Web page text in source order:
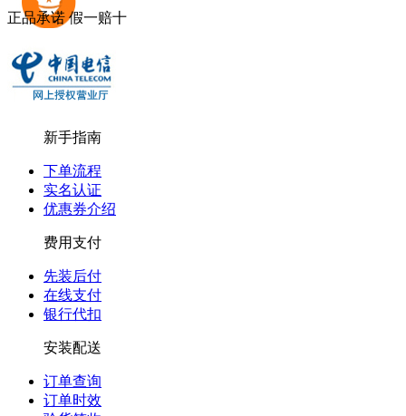
正品承诺 假一赔十
新手指南
下单流程
实名认证
优惠券介绍
费用支付
先装后付
在线支付
银行代扣
安装配送
订单查询
订单时效